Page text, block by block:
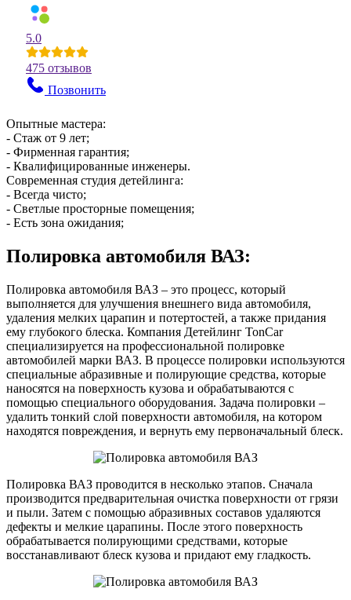
5.0
475 отзывов
Позвонить
Опытные мастера:
- Стаж от 9 лет;
- Фирменная гарантия;
- Квалифицированные инженеры.
Современная студия детейлинга:
- Всегда чисто;
- Светлые просторные помещения;
- Есть зона ожидания;
Полировка автомобиля ВАЗ:
Полировка автомобиля ВАЗ – это процесс, который
выполняется для улучшения внешнего вида автомобиля,
удаления мелких царапин и потертостей, а также придания
ему глубокого блеска. Компания Детейлинг TonCar
специализируется на профессиональной полировке
автомобилей марки ВАЗ. В процессе полировки используются
специальные абразивные и полирующие средства, которые
наносятся на поверхность кузова и обрабатываются с
помощью специального оборудования. Задача полировки –
удалить тонкий слой поверхности автомобиля, на котором
находятся повреждения, и вернуть ему первоначальный блеск.
Полировка ВАЗ проводится в несколько этапов. Сначала
производится предварительная очистка поверхности от грязи
и пыли. Затем с помощью абразивных составов удаляются
дефекты и мелкие царапины. После этого поверхность
обрабатывается полирующими средствами, которые
восстанавливают блеск кузова и придают ему гладкость.